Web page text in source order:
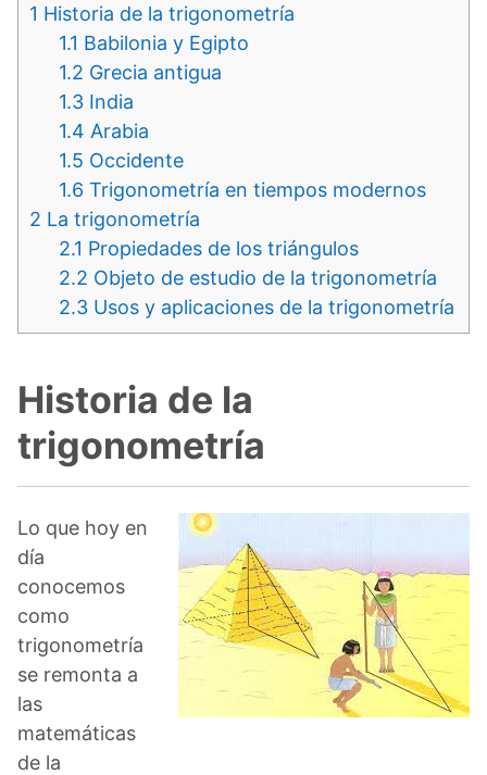
1 Historia de la trigonometría
1.1 Babilonia y Egipto
1.2 Grecia antigua
1.3 India
1.4 Arabia
1.5 Occidente
1.6 Trigonometría en tiempos modernos
2 La trigonometría
2.1 Propiedades de los triángulos
2.2 Objeto de estudio de la trigonometría
2.3 Usos y aplicaciones de la trigonometría
Historia de la
trigonometría
Lo que hoy en
día
conocemos
como
trigonometría
se remonta a
las
matemáticas
de la